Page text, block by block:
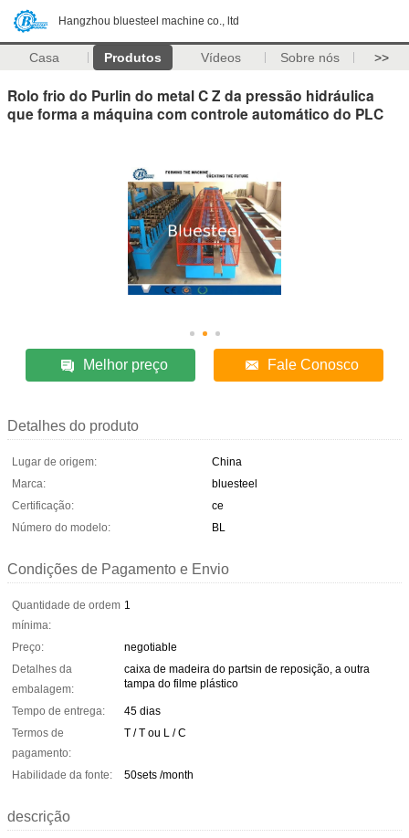
Hangzhou bluesteel machine co., ltd
Casa Produtos Vídeos Sobre nós >>
Rolo frio do Purlin do metal C Z da pressão hidráulica
que forma a máquina com controle automático do PLC
Melhor preço Fale Conosco
Detalhes do produto
Lugar de origem:
China
Marca:
bluesteel
Certificação:
ce
Número do modelo:
BL
Condições de Pagamento e Envio
Quantidade de ordem
mínima:
1
Preço:
negotiable
Detalhes da
embalagem:
caixa de madeira do partsin de reposição, a outra
tampa do filme plástico
Tempo de entrega:
45 dias
Termos de
pagamento:
T / T ou L / C
Habilidade da fonte: 50sets /month
descrição